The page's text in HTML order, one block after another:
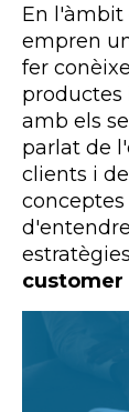
En l'àmbit
empren
fer
productes
amb els
parlat de
clients i